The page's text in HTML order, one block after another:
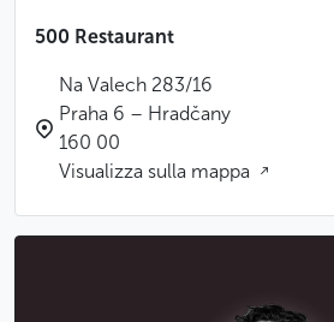
500 Restaurant
Na Valech 283/16
Praha 6 – Hradčany
160 00
Visualizza sulla mappa